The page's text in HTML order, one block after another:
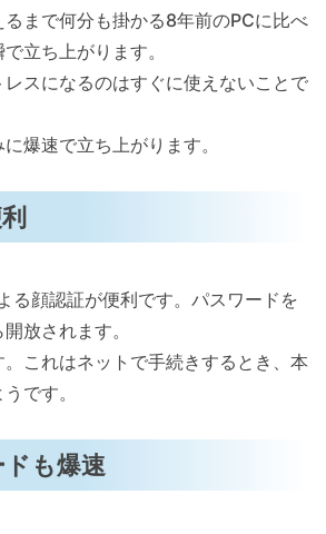
まで何分も掛かる8年前のPCに比べ
立ち上がります。
スになるのはすぐに使えないことで
爆速で立ち上がります。
顔認証が便利です。パスワードを
放されます。
これはネットで手続きするとき、本
です。
も爆速